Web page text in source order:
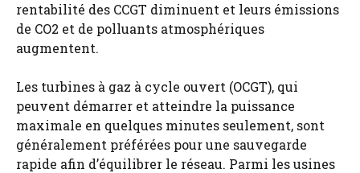
rentabilité des CCGT diminuent et leurs émissions
de CO2 et de polluants atmosphériques
augmentent.
Les turbines à gaz à cycle ouvert (OCGT), qui
peuvent démarrer et atteindre la puissance
maximale en quelques minutes seulement, sont
généralement préférées pour une sauvegarde
rapide afin d’équilibrer le réseau. Parmi les usines